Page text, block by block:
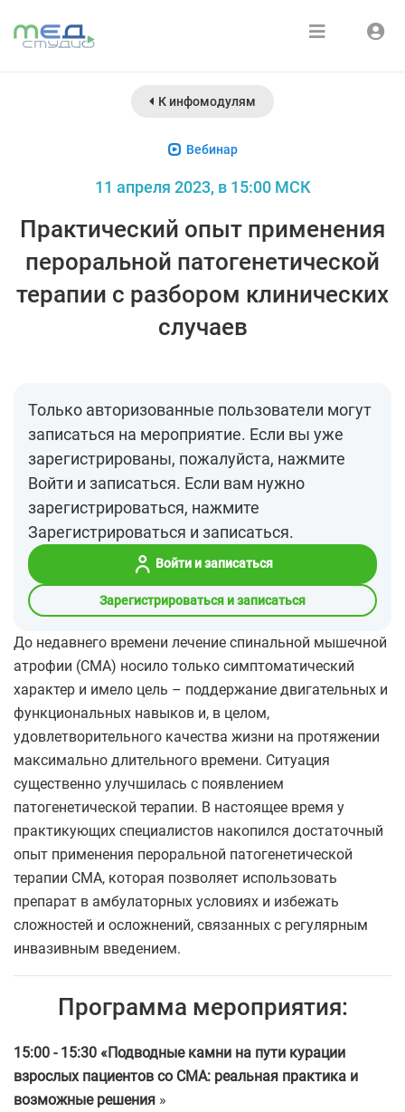
Курсы
Медиатека
Зарегистрироваться
К инфомодулям
Вебинар
11 апреля 2023, в 15:00 МСК
Практический опыт применения
пероральной патогенетической
терапии с разбором клинических
случаев
Только авторизованные пользователи могут
записаться на мероприятие. Если вы уже
зарегистрированы, пожалуйста, нажмите
Войти и записаться. Если вам нужно
зарегистрироваться, нажмите
Зарегистрироваться и записаться.
Войти и записаться
Зарегистрироваться и записаться
До недавнего времени лечение спинальной мышечной
атрофии (СМА) носило только симптоматический
характер и имело цель – поддержание двигательных и
функциональных навыков и, в целом,
удовлетворительного качества жизни на протяжении
максимально длительного времени. Ситуация
существенно улучшилась с появлением
патогенетической терапии. В настоящее время у
практикующих специалистов накопился достаточный
опыт применения пероральной патогенетической
терапии СМА, которая позволяет использовать
препарат в амбулаторных условиях и избежать
сложностей и осложнений, связанных с регулярным
инвазивным введением.
Программа мероприятия:
15:00 - 15:30 «Подводные камни на пути курации
взрослых пациентов со СМА: реальная практика и
возможные решения »